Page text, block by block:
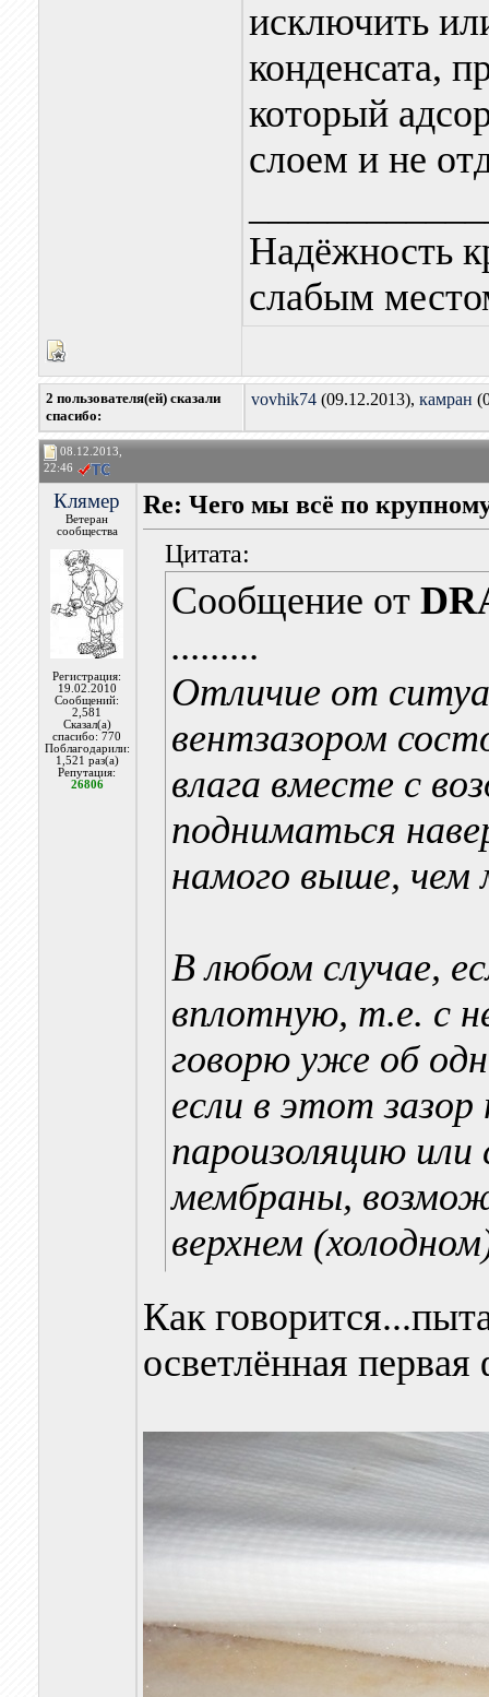
исключить
конденсата,
который
слоем и не
Надёжность
слабым
2 пользователя(ей) сказали
cпасибо:
vovhik74(09.12.2013), камран
08.12.2013,
22:46
Клямер
Ветеран
сообщества
Регистрация:
19.02.2010
Сообщений:
2,581
Сказал(а)
спасибо: 770
Поблагодарили:
1,521 раз(а)
Репутация:
26806
Re: Чего мы всё по
Цитата:
Сообщение от
.........
Отличие от
вентзазором
влага вместе с
подниматься
намого выше, чем
В любом случае,
вплотную, т.е. с
говорю уже об
если в этот
пароизоляцию
мембраны,
верхнем
Как
осветлённая первая